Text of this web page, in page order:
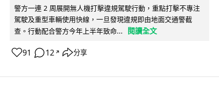
警方一連 2 周展開無人機打擊違規駕駛行動，重點打擊不專注
駕駛及重型車輛使用快線，一旦發現違規即由地面交通警截
查。行動配合警方今年上半年致命...
閱讀全文
91 12 ↗ 分享